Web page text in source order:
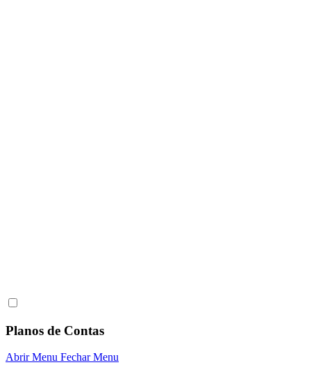
Planos de Contas
Abrir Menu Fechar Menu